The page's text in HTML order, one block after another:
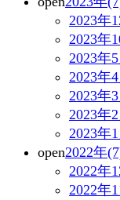
2023年
2023年
2023年
2023年
2023年
2023年
2023年
open2022年
2022年
2022年